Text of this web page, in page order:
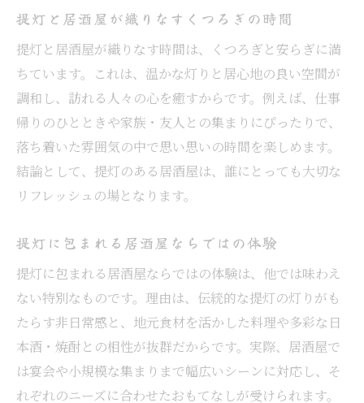
友人との集いにぴったりな居酒屋の雰囲気
友人同士で集う居酒屋の魅力ある雰囲気
居酒屋が提供する和やかな交流の場とは
居酒屋の雰囲気が友人との時間を彩る理由
居酒屋の温かな空間で友人と語らう楽しみ
友人と居酒屋で過ごす特別な夜の演出
土浦市の居酒屋で心満たされる夜の過ごし方
土浦市の夜を居酒屋でゆったり堪能しよう
居酒屋で充実した夜を過ごすヒント
居酒屋で心温まる土浦市の夜を体感
提灯と居酒屋が織りなすくつろぎの時間
提灯と居酒屋が織りなす時間は、くつろぎと安らぎに満
ちています。これは、温かな灯りと居心地の良い空間が
調和し、訪れる人々の心を癒すからです。例えば、仕事
帰りのひとときや家族・友人との集まりにぴったりで、
落ち着いた雰囲気の中で思い思いの時間を楽しめます。
結論として、提灯のある居酒屋は、誰にとっても大切な
リフレッシュの場となります。
提灯に包まれる居酒屋ならではの体験
提灯に包まれる居酒屋ならではの体験は、他では味わえ
ない特別なものです。理由は、伝統的な提灯の灯りがも
たらす非日常感と、地元食材を活かした料理や多彩な日
本酒・焼酎との相性が抜群だからです。実際、居酒屋で
は宴会や小規模な集まりまで幅広いシーンに対応し、そ
れぞれのニーズに合わせたおもてなしが受けられます。